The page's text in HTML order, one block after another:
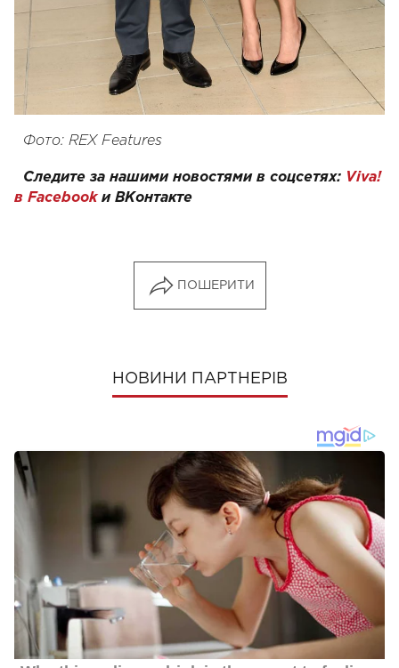
Фото: REX Features
Следите за нашими новостями в соцсетях: Viva!
в Facebookи ВКонтакте
ПОШЕРИТИ
НОВИНИ ПАРТНЕРІВ